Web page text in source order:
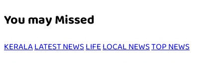
You may Missed
KERALALATEST NEWSLIFELOCAL NEWSTOP NEWS